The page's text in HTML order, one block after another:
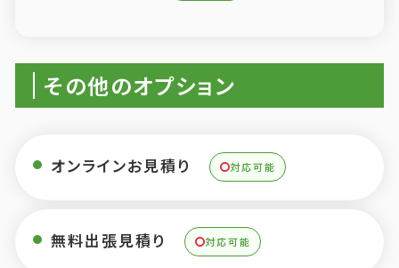
その他のオプション
オンラインお見積り 対応可能
無料出張見積り 対応可能